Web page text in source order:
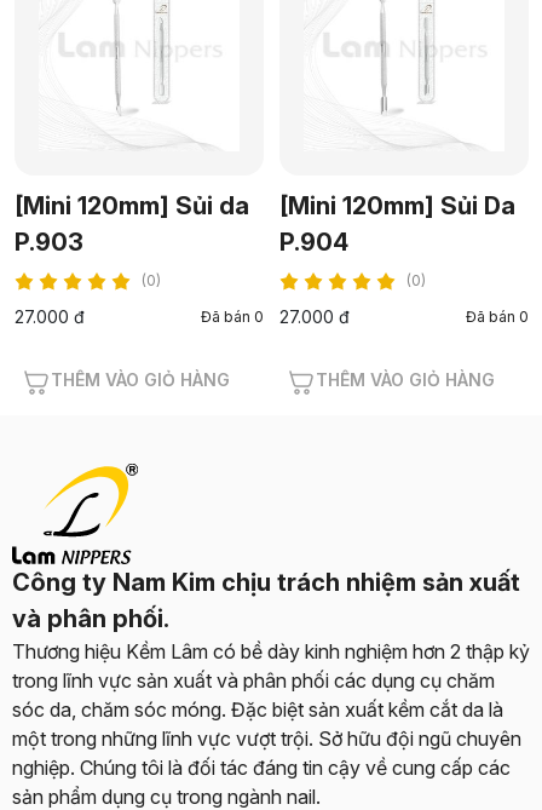
[Mini 120mm] Sủi da
P.903
(0)
27.000 đ Đã bán 0
THÊM VÀO GIỎ HÀNG
[Mini 120mm] Sủi Da
P.904
(0)
27.000 đ Đã bán 0
THÊM VÀO GIỎ HÀNG
Công ty Nam Kim chịu trách nhiệm sản xuất
và phân phối.
Thương hiệu Kềm Lâm có bề dày kinh nghiệm hơn 2 thập kỷ
trong lĩnh vực sản xuất và phân phối các dụng cụ chăm
sóc da, chăm sóc móng. Đặc biệt sản xuất kềm cắt da là
một trong những lĩnh vực vượt trội. Sở hữu đội ngũ chuyên
nghiệp. Chúng tôi là đối tác đáng tin cậy về cung cấp các
sản phẩm dụng cụ trong ngành nail.